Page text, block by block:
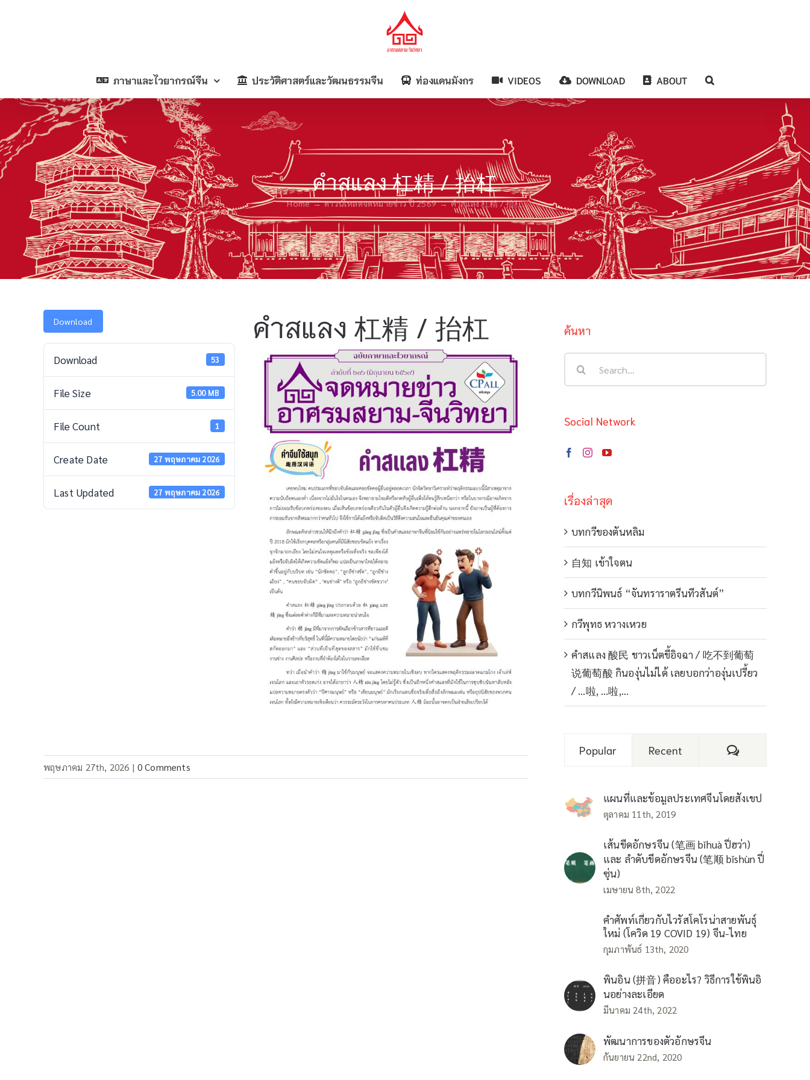
ภาษาและไวยากรณ์จีน ประวัติศาสตร์และวัฒนธรรมจีน ท่องแดนมังกร VIDEOS DOWNLOAD ABOUT
คำสแลง 杠精 / 抬杠
Home ดาวน์โหลดจดหมายข่าว ปี 2569 คำสแลง 杠精 / 抬杠
Download
Download 53
File Size 5.00 MB
File Count 1
Create Date 27 พฤษภาคม 2026
Last Updated 27 พฤษภาคม 2026
คำสแลง 杠精 / 抬杠
พฤษภาคม 27th, 2026 | 0 Comments
ค้นหา
Social Network
เรื่องล่าสุด
บทกวีของตันหลิม
自知 เข้าใจตน
บทกวีนิพนธ์ “จันทราราตรีนทีวสันต์”
กวีพุทธ หวางเหวย
คำสแลง 酸民 ชาวเน็ตขี้อิจฉา / 吃不到葡萄
说葡萄酸 กินองุ่นไม่ได้ เลยบอกว่าองุ่นเปรี้ยว
/ …啦, …啦,…
Popular Recent Comments
แผนที่และข้อมูลประเทศจีนโดยสังเขป
ตุลาคม 11th, 2019
เส้นขีดอักษรจีน (笔画 bǐhuà ปี่ฮว่า)
และ ลำดับขีดอักษรจีน (笔顺 bǐshùn ปี่
ซุ่น)
เมษายน 8th, 2022
คำศัพท์เกี่ยวกับไวรัสโคโรน่าสายพันธุ์
ใหม่ (โควิด 19 COVID 19) จีน-ไทย
กุมภาพันธ์ 13th, 2020
พินอิน (拼音) คืออะไร? วิธีการใช้พินอิ
นอย่างละเอียด
มีนาคม 24th, 2022
พัฒนาการของตัวอักษรจีน
กันยายน 22nd, 2020